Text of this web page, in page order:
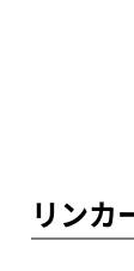
リンカ